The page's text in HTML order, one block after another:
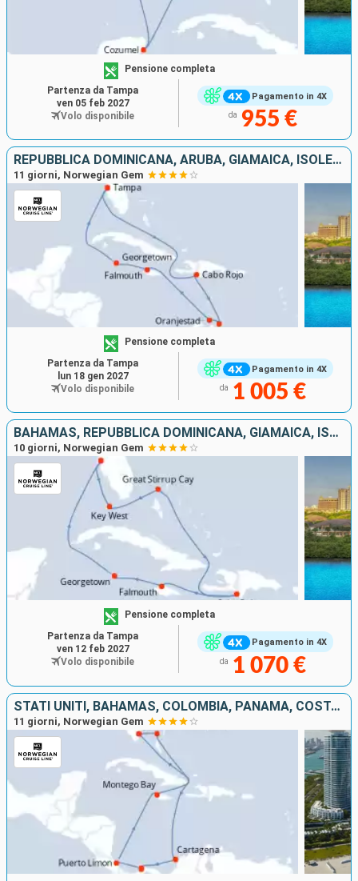
Pagamento in 4X
Pensione completa
da 955 €
Partenza da Tampa
ven 05 feb 2027
Volo disponibile
REPUBBLICA DOMINICANA, ARUBA, GIAMAICA, ISOLE CAYMAN, STATI UNITI
11 giorni, Norwegian Gem
Pagamento in 4X
Pensione completa
da 1 005 €
Partenza da Tampa
lun 18 gen 2027
Volo disponibile
BAHAMAS, REPUBBLICA DOMINICANA, GIAMAICA, ISOLE CAYMAN, STATI UNITI
10 giorni, Norwegian Gem
Pagamento in 4X
Pensione completa
da 1 070 €
Partenza da Tampa
ven 12 feb 2027
Volo disponibile
STATI UNITI, BAHAMAS, COLOMBIA, PANAMA, COSTA RICA, GIAMAICA
11 giorni, Norwegian Gem